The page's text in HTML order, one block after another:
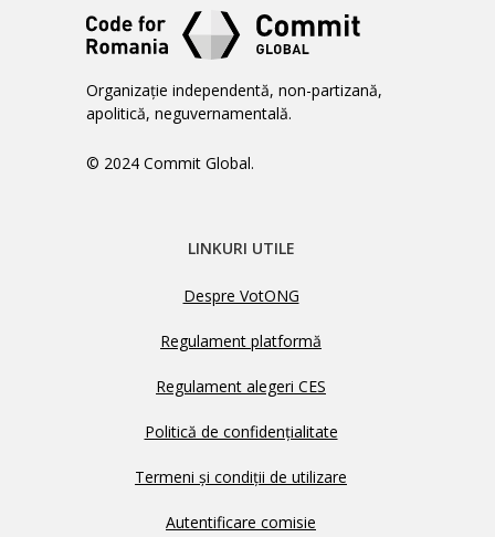
Organizație independentă, non-partizană,
apolitică, neguvernamentală.
© 2024 Commit Global.
LINKURI UTILE
Despre VotONG
Regulament platformă
Regulament alegeri CES
Politică de confidențialitate
Termeni și condiții de utilizare
Autentificare comisie